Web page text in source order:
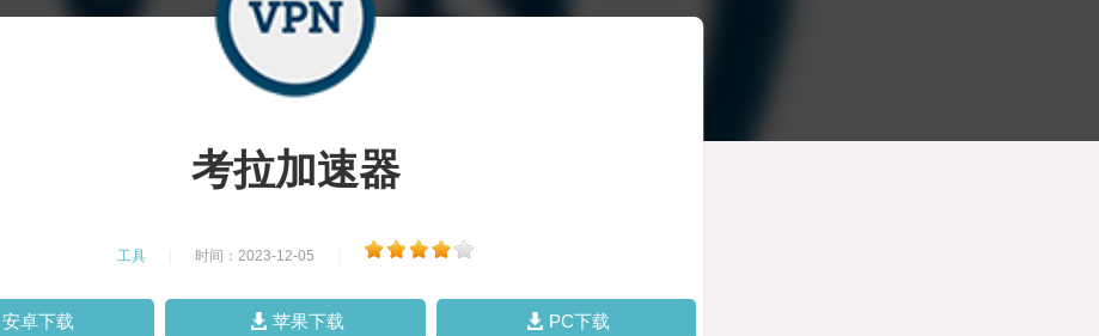
考拉加速器
工具 时间：2023-12-05
安卓下载 苹果下载 PC下载